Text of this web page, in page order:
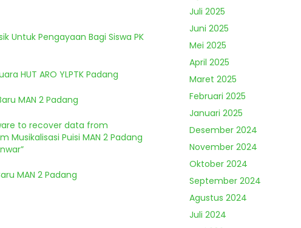
Untuk Pengayaan Bagi Siswa PK
HUT ARO YLPTK Padang
MAN 2 Padang
to recover data from
Musikalisasi Puisi MAN 2 Padang
MAN 2 Padang
Juli 2025
Juni 2025
Mei 2025
April 2025
Maret 2025
Februari 2025
Januari 2025
Desember 2024
November 2024
Oktober 2024
September 2024
Agustus 2024
Juli 2024